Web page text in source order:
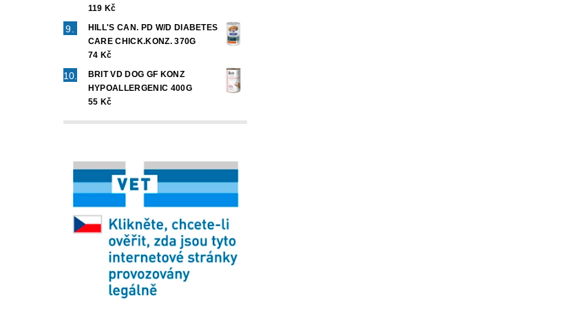
119 Kč
HILL'S CAN. PD W/D DIABETES
CARE CHICK.KONZ. 370G
74 Kč
BRIT VD DOG GF KONZ
HYPOALLERGENIC 400G
55 Kč